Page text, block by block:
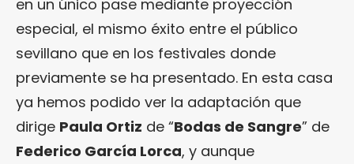
en un único pase mediante proyección
especial, el mismo éxito entre el público
sevillano que en los festivales donde
previamente se ha presentado. En esta casa
ya hemos podido ver la adaptación que
dirige Paula Ortiz de “Bodas de Sangre” de
Federico García Lorca, y aunque